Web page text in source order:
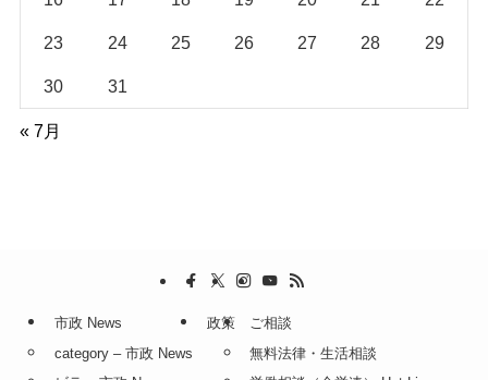
23 24 25 26 27 28 29
30 31
« 7月
市政 News
category – 市政 News
政策
ご相談
無料法律・生活相談